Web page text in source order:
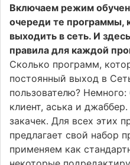
Включаем режим
очереди те
выходить в сеть. И
правила для каждой
Сколько программ,
постоянный выход в
пользователю?
клиент, аська и
закачек. Для всех этих
предлагает свой набор
применяем как